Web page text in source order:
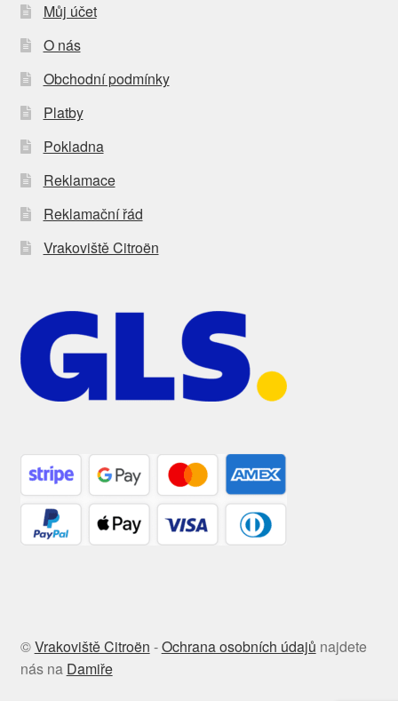
Můj účet
O nás
Obchodní podmínky
Platby
Pokladna
Reklamace
Reklamační řád
Vrakoviště Citroën
©Vrakoviště Citroën -Ochrana osobních údajů najdete
nás na Damiře